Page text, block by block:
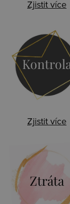
Zjistit více
Zjistit více
Ztráta